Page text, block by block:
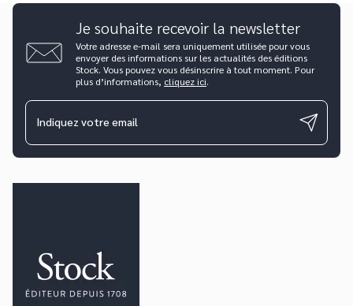
Je souhaite recevoir la newsletter
Votre adresse e-mail sera uniquement utilisée pour vous
envoyer des informations sur les actualités des éditions
Stock. Vous pouvez vous désinscrire à tout moment. Pour
plus d’informations, cliquez ici.
Indiquez votre email